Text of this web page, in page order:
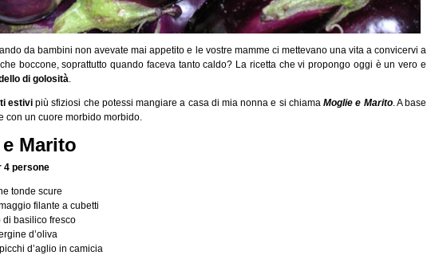
da bambini non avevate mai appetito e le vostre mamme ci mettevano una vita a convicervi a
boccone, soprattutto quando faceva tanto caldo? La ricetta che vi propongo oggi è un vero e
di golosità.
estivipiù sfiziosi che potessi mangiare a casa di mia nonna e si chiamaMoglie e Marito. A base
con un cuore morbido morbido.
Marito
4 persone
tonde scure
filante a cubetti
di basilico fresco
d’oliva
d’aglio in camicia